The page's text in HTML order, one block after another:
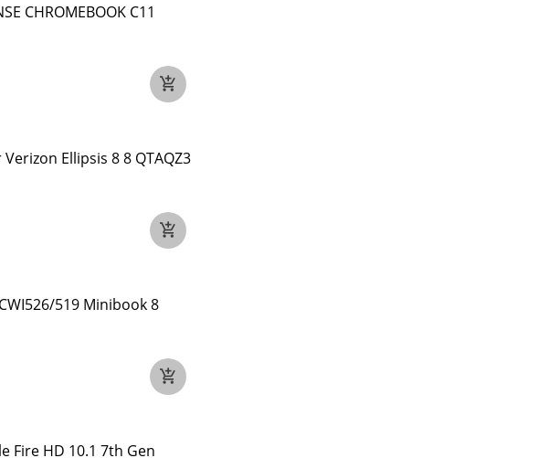
CHROMEBOOK C11
Ellipsis 8 8 QTAQZ3
519 Minibook 8
Fire HD 10.1 7th Gen